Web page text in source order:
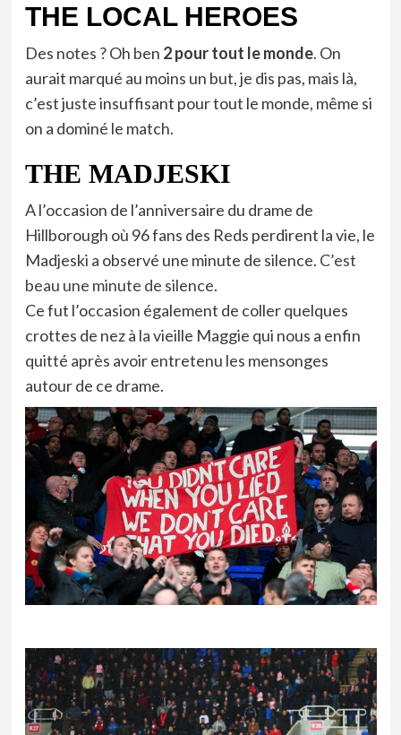
THE LOCAL HEROES
Des notes ? Oh ben 2 pour tout le monde. On
aurait marqué au moins un but, je dis pas, mais là,
c’est juste insuffisant pour tout le monde, même si
on a dominé le match.
THE MADJESKI
A l’occasion de l’anniversaire du drame de
Hillborough où 96 fans des Reds perdirent la vie, le
Madjeski a observé une minute de silence. C’est
beau une minute de silence.
Ce fut l’occasion également de coller quelques
crottes de nez à la vieille Maggie qui nous a enfin
quitté après avoir entretenu les mensonges
autour de ce drame.